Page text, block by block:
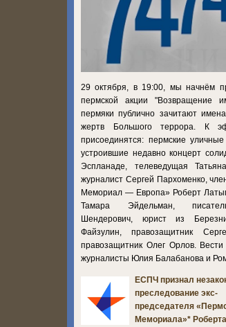
29 октября, в 19:00, мы начнём
пермской акции "Возвращение
пермяки публично зачитают
жертв Большого террора. К
присоединятся: пермские
устроившие недавно концерт
Эспланаде, телеведущая
журналист Сергей Пархоменко,
Мемориал — Европа» Роберт
Тамара Эйдельман,
Шендерович, юрист из
Файзулин, правозащитник
правозащитник Олег Орлов.
журналисты Юлия Балабанова и
ЕСПЧ признал
преследование экс-
председателя
Мемориала»* Роберта